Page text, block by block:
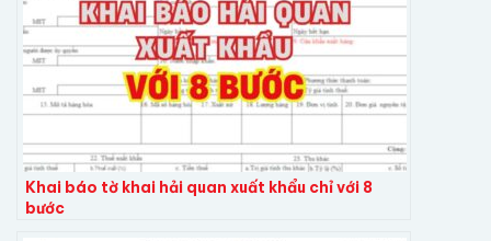
Khai báo tờ khai hải quan xuất khẩu chỉ với 8
bước